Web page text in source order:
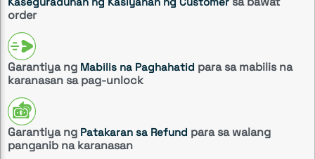
order
Garantiya ng Mabilis na Paghahatid para sa mabilis na
karanasan sa pag-unlock
Garantiya ng Patakaran sa Refund para sa walang
panganib na karanasan